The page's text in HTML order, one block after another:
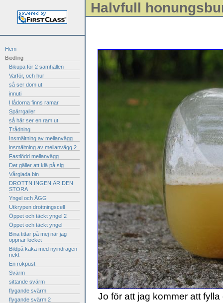
Hem
Biodling
Bikupa för 2 samhällen
Varför, och hur
så ser dom ut
innuti
I lådorna finns ramar
Spärrgaller
så här ser en ram ut
Trådning
Insmältning av mellanvägg
insmältning av mellanvägg 2
Fastlödd mellanvägg
Det gäller att klä på sig
Vårglada bin
DROTTN INGEN ÄR DEN
STORA
Yngel och ÄGG
Utkrypen drottningscell
Öppet och täckt yngel 2
Öppet och täckt yngel
Bina tittar på mej när jag
öppnar locket
Bildpå kaka med nyindragen
nekt
En rökpust
Svärm
sittande svärm
flygande svärm
flygande svärm 2
Halvfull
Jo för att jag kommer att